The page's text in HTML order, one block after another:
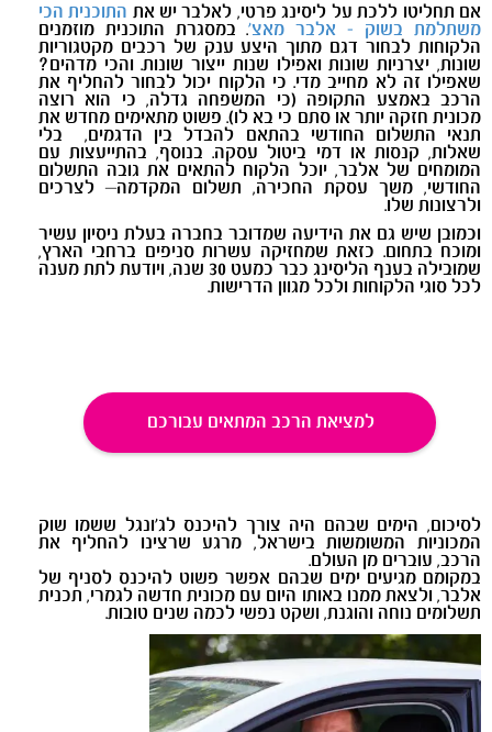
אם תחליטו ללכת על ליסינג פרטי, לאלבר יש את התוכנית הכי
משתלמת בשוק - אלבר מאצ'. במסגרת התוכנית מוזמנים
הלקוחות לבחור דגם מתוך היצע ענק של רכבים מקטגוריות
שונות, יצרניות שונות ואפילו שנות ייצור שונות. והכי מדהים?
שאפילו זה לא מחייב מדי. כי הלקוח יכול לבחור להחליף את
הרכב באמצע התקופה (כי המשפחה גדלה, כי הוא רוצה
מכונית חזקה יותר או סתם כי בא לו). פשוט מתאימים מחדש את
תנאי התשלום החודשי בהתאם להבדל בין הדגמים,
בלי
שאלות, קנסות או דמי ביטול עסקה. בנוסף, בהתייעצות עם
המומחים של אלבר, יוכל הלקוח להתאים את גובה התשלום
החודשי, משך עסקת החכירה, תשלום המקדמה– לצרכים
ולרצונות שלו.
וכמובן שיש גם את הידיעה שמדובר בחברה בעלת ניסיון עשיר
ומוכח בתחום. כזאת שמחזיקה עשרות סניפים ברחבי הארץ,
שמובילה בענף הליסינג כבר כמעט 30 שנה, ויודעת לתת מענה
לכל סוגי הלקוחות ולכל מגוון הדרישות.
למציאת הרכב המתאים עבורכם
לסיכום, הימים שבהם היה צורך להיכנס לג'ונגל ששמו שוק
המכוניות המשומשות בישראל, מרגע שרצינו להחליף את
הרכב, עוברים מן העולם.
במקומם מגיעים ימים שבהם אפשר פשוט להיכנס לסניף של
אלבר, ולצאת ממנו באותו היום עם מכונית חדשה לגמרי, תכנית
תשלומים נוחה והוגנת, ושקט נפשי לכמה שנים טובות.